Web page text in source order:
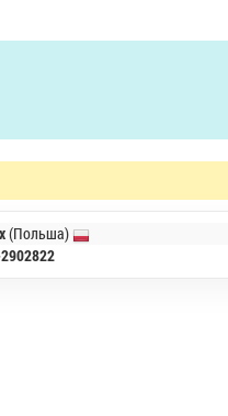
(Польша)